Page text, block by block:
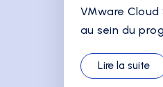
VMware Cloud
au sein du
Lire la suite